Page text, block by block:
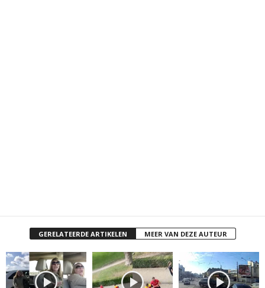
GERELATEERDE ARTIKELEN MEER VAN DEZE AUTEUR